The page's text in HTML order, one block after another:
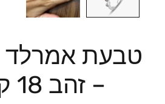
טבעת אמרלד
– זהב 18 קראט